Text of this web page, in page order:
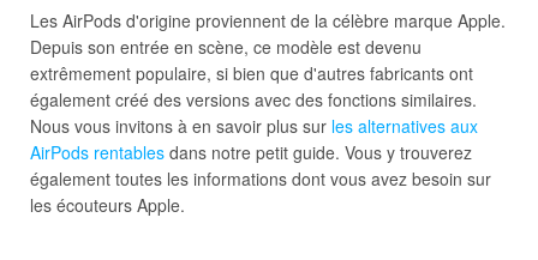
Les AirPods d'origine proviennent de la célèbre marque Apple.
Depuis son entrée en scène, ce modèle est devenu
extrêmement populaire, si bien que d'autres fabricants ont
également créé des versions avec des fonctions similaires.
Nous vous invitons à en savoir plus sur les alternatives aux
AirPods rentables dans notre petit guide. Vous y trouverez
également toutes les informations dont vous avez besoin sur
les écouteurs Apple.